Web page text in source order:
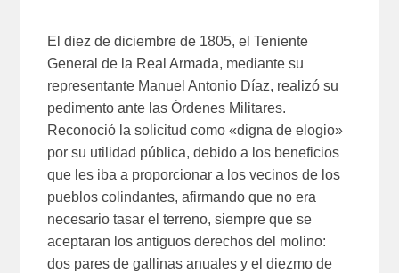
El diez de diciembre de 1805, el Teniente
General de la Real Armada, mediante su
representante Manuel Antonio Díaz, realizó su
pedimento ante las Órdenes Militares.
Reconoció la solicitud como «digna de elogio»
por su utilidad pública, debido a los beneficios
que les iba a proporcionar a los vecinos de los
pueblos colindantes, afirmando que no era
necesario tasar el terreno, siempre que se
aceptaran los antiguos derechos del molino:
dos pares de gallinas anuales y el diezmo de